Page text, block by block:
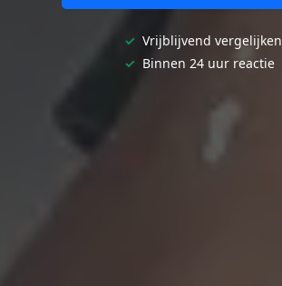
✓ Vrijblijvend vergelijken
✓ Binnen 24 uur reactie